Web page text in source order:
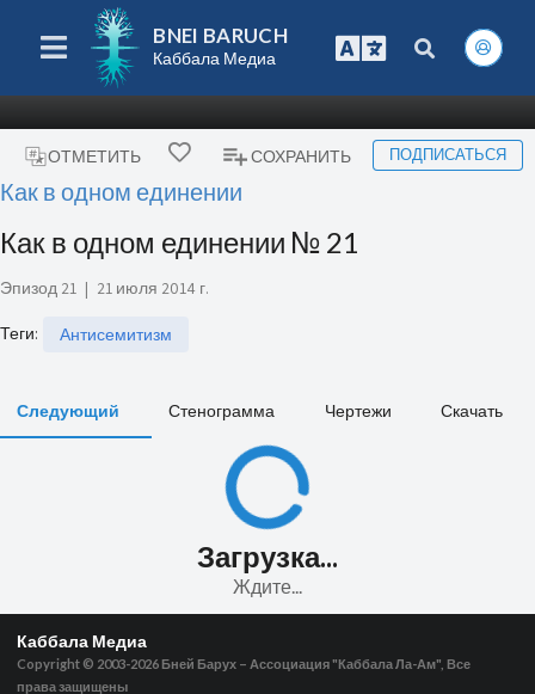
BNEI BARUCH
Каббала Медиа
ОТМЕТИТЬ СОХРАНИТЬ ПОДПИСАТЬСЯ
Как в одном единении
Как в одном единении № 21
Эпизод 21 | 21 июля 2014 г.
Теги: Антисемитизм
Следующий Стенограмма Чертежи Скачать
Загрузка...
Ждите...
Каббала Медиа
Copyright © 2003-2026 Бней Барух – Ассоциация "Каббала Ла-Ам", Все
права защищены